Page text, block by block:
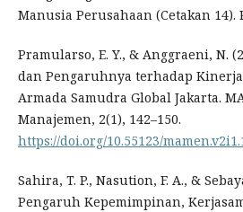
Manusia Perusahaan (Cetakan 14).
Pramularso, E. Y., & Anggraeni, N.
dan Pengaruhnya terhadap
Armada Samudra Global Jakarta.
Manajemen, 2(1), 142–150.
https://doi.org/10.55123/
Sahira, T. P., Nasution, F. A., &
Pengaruh Kepemimpinan,